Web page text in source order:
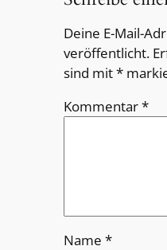
Deine E-Mail-
veröffentlicht.
sind mit*
Kommentar*
Name *